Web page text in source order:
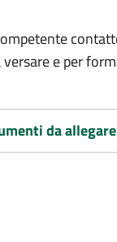
e per
da allegare